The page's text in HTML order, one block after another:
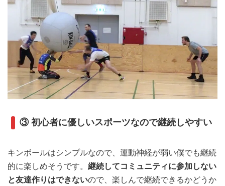
③ 初心者に優しいスポーツなので継続しやすい
キンボールはシンプルなので、運動神経が弱い僕でも継続
的に楽しめそうです。 継続してコミュニティに参加しない
と友達作りはできないので、楽しんで継続できるかどうか